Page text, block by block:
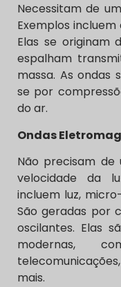
Necessitam de
Exemplos
Elas se originam
espalham
massa. As ondas
se por
do ar.
Ondas
Não precisam de
velocidade da
incluem luz,
São geradas por
oscilantes. Elas
modernas,
mais.